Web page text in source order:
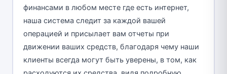
финансами в любом месте где есть интернет,
наша система следит за каждой вашей
операцией и присылает вам отчеты при
движении ваших средств, благодаря чему наши
клиенты всегда могут быть уверены, в том, как